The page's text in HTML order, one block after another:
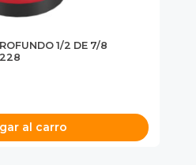
1/2 DE 7/8
al carro